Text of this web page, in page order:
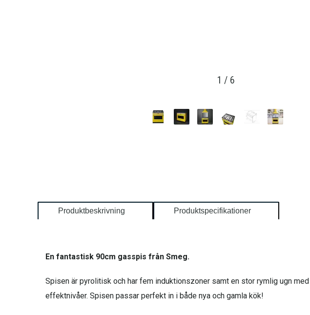
1 / 6
Produktbeskrivning Produktspecifikationer
En fantastisk 90cm gasspis från Smeg.
Spisen är pyrolitisk och har fem induktionszoner samt en stor rymlig ugn
effektnivåer. Spisen passar perfekt in i både nya och gamla kök!